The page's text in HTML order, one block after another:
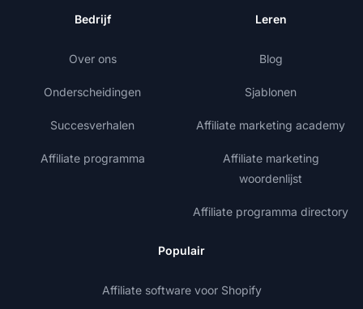
Bedrijf
Over ons
Onderscheidingen
Succesverhalen
Affiliate programma
Leren
Blog
Sjablonen
Affiliate marketing academy
Affiliate marketing
woordenlijst
Affiliate programma directory
Populair
Affiliate software voor Shopify